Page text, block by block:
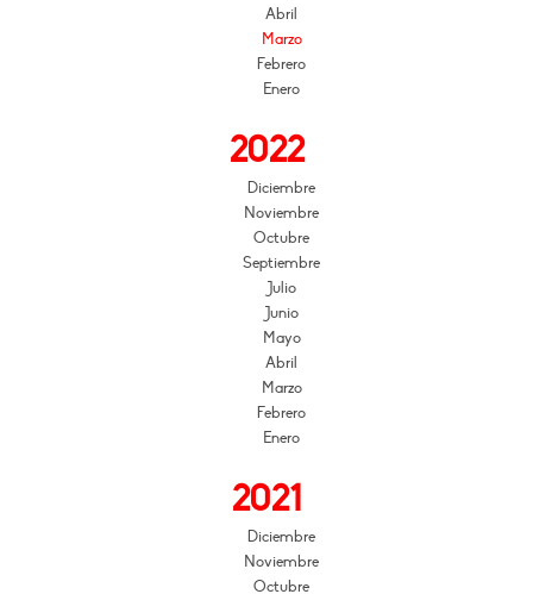
Abril
Marzo
Febrero
Enero
2022
Diciembre
Noviembre
Octubre
Septiembre
Julio
Junio
Mayo
Abril
Marzo
Febrero
Enero
2021
Diciembre
Noviembre
Octubre